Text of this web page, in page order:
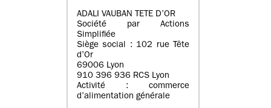
ADALI VAUBAN TETE D’OR
Société par Actions
Simplifiée
Siège social : 102 rue Tête
d’Or
69006 Lyon
910 396 936 RCS Lyon
Activité : commerce
d’alimentation générale